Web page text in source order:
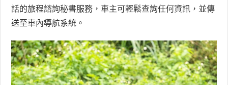
話的旅程諮詢秘書服務，車主可輕鬆查詢任何資訊，並傳
送至車內導航系統。